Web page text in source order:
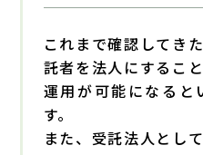
これまで確認してき
託者を法人にするこ
運用が可能になると
す。
また、受託法人とし